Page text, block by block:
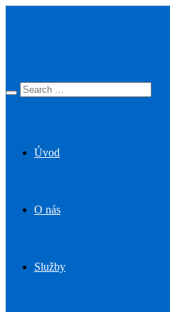
Úvod
O nás
Služby